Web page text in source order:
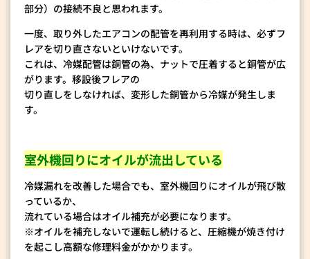
部分）の接続不良と思われます。
一度、取り外したエアコンの配管を再利用する時は、必ずフ
レアを切り直さないといけないです。
これは、冷媒配管は銅管の為、ナットで圧着すると銅管が広
がります。移設後フレアの
切り直しをしなければ、変形した銅管から冷媒が発生しま
す。
室外機回りにオイルが流出している
冷媒漏れを改善した場合でも、室外機回りにオイルが飛び散
っているか、
流れている場合はオイル補充が必要になります。
※オイルを補充しないで運転し続けると、圧縮機が焼き付け
を起こし高額な修理料金がかかります。